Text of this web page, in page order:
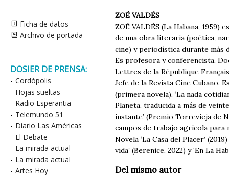
Ficha de datos
Archivo de portada
DOSIER DE PRENSA:
- Cordópolis
- Hojas sueltas
- Radio Esperantia
- Telemundo 51
- Diario Las Américas
- El Debate
- La mirada actual
- La mirada actual
- Artes Hoy
ZOÉ VALDÉS
ZOÉ VALDÉS (La Habana,
de una obra literaria (poética,
cine) y periodística durante más
Es profesora y conferencista,
Lettres de la République
Jefe de la Revista Cine Cubano.
(primera novela), ‘La nada
Planeta, traducida a más de
instante’ (Premio Torrevieja de
campos de trabajo agrícola para
Novela ‘La Casa del Placer’
vida’ (Berenice, 2022) y ‘En La
Del mismo autor